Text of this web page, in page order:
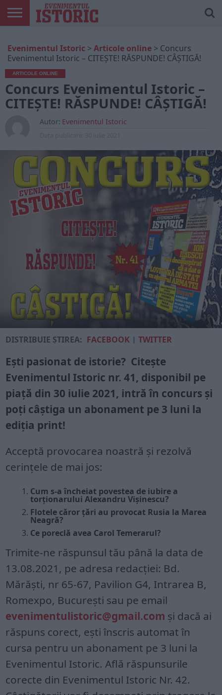
ONLINE
EDIȚII
TIPĂRITE
ISTORIC
PLAY
CONTUL
MEU
Evenimentul Istoric > Articole online > Concurs
Evenimentul Istoric – CITEȘTE! RĂSPUNDE! CÂȘTIGĂ!
ARTICOLE ONLINE
Concurs Evenimentul Istoric –
CITEȘTE! RĂSPUNDE! CÂȘTIGĂ!
Autor: Evenimentul Istoric
DISTRIBUIE ȘTIREA: FACEBOOK |TWITTER
Ești pasionat de istorie? Citește
Evenimentul Istoric nr. 41, disponibil pe
piață din 30 iulie 2021, intră în concurs și
poți câștiga un abonament pe 3 luni la
ediția print!
Acceptă provocarea noastră și rezolvă
cerințele de mai jos:
Cum s-a încheiat povestea de iubire a
torționarului Alexandru Vișinescu?
Flotele căror țări au provocat Rusia la Marea
Neagră?
Ce poreclă avea Carol Temerarul?
Trimite-ne răspunsul tău până la data de
13.08.2021, pe adresa redacției: Bd.
Mărăști, nr 65-67, Pavilion G4, Intrarea B,
Romexpo, București sau pe email
evenimentulistoric@gmail.com și dacă ai
răspuns corect, ești înscris automat în
cursa pentru un abonament pe 3 luni la
Evenimentul Istoric. Află răspunsurile
corecte din Evenimentul Istoric Nr. 42.